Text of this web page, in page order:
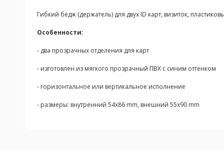
Гибкий бедж (держатель) для двух ID карт, визиток,
Особенности:
- два прозрачных отделения для карт
- изготовлен из мягкого прозрачный ПВХ с синим оттенком
- горизонтальное или вертикальное исполнение
- размеры: внутренний 54x86 mm, внешний 55x90 mm